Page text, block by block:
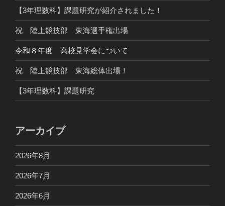
【3年理数科】課題研究が紹介されました！
祝 陸上競技部 東海選手権出場
令和８年度 高校見学会について
祝 陸上競技部 東海総体出場！
【3年理数科】課題研究
アーカイブ
2026年8月
2026年7月
2026年6月